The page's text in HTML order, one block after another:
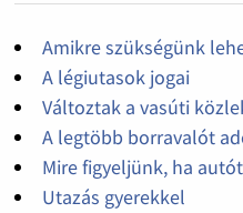
Amikre szükségünk
A légiutasok jogai
Változtak a vasúti
A legtöbb borravalót
Mire figyeljünk, ha
Utazás gyerekkel